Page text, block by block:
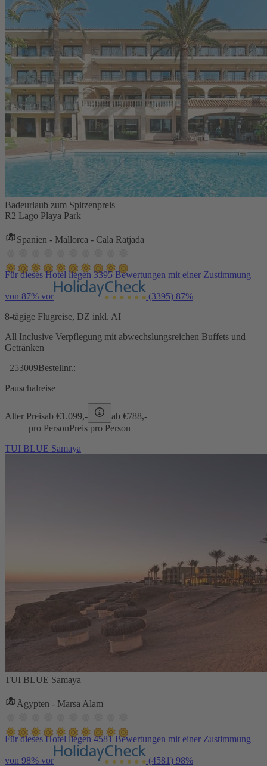
Badeurlaub zum Spitzenpreis
R2 Lago Playa Park
Spanien - Mallorca - Cala Ratjada
Für dieses Hotel liegen 3395 Bewertungen mit einer Zustimmung
von 87% vor (3395) 87%
8-tägige Flugreise, DZ inkl. AI
All Inclusive Verpflegung mit abwechslungsreichen Buffets und
Getränken
253009Bestellnr.:
Pauschalreise
Alter Preisab €1.099,- ab €788,-
pro PersonPreis pro Person
TUI BLUE Samaya
TUI BLUE Samaya
Ägypten - Marsa Alam
Für dieses Hotel liegen 4581 Bewertungen mit einer Zustimmung
von 98% vor (4581) 98%